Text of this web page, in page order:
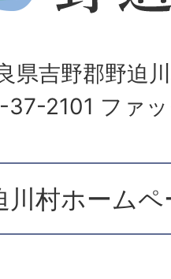
県吉野郡野迫
37-2101 ファ
川村ホーム